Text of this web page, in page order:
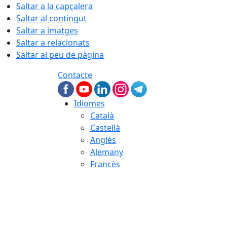
Saltar a la capçalera
Saltar al contingut
Saltar a imatges
Saltar a relacionats
Saltar al peu de pàgina
Contacte
Idiomes
Català
Castellà
Anglès
Alemany
Francès